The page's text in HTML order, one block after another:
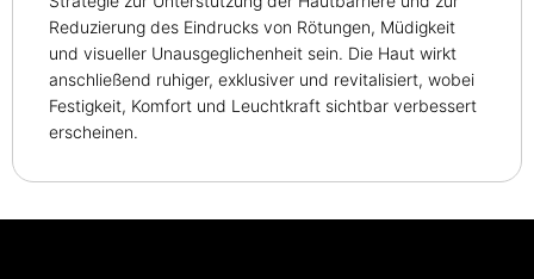
Reduzierung des Eindrucks von Rötungen, Müdigkeit
und visueller Unausgeglichenheit sein. Die Haut wirkt
anschließend ruhiger, exklusiver und revitalisiert, wobei
Festigkeit, Komfort und Leuchtkraft sichtbar verbessert
erscheinen.